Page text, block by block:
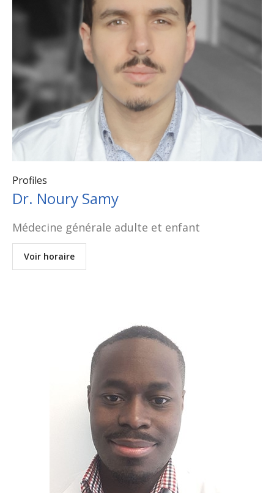
Profiles
Dr. Noury Samy
Médecine générale adulte et enfant
Voir horaire